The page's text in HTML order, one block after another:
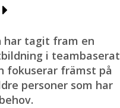
har tagit fram en
i teambaserat
fokuserar främst på
personer som har